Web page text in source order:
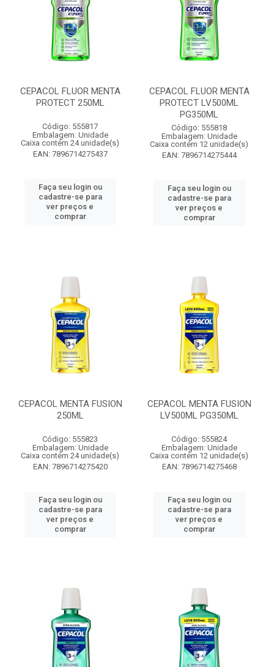
CEPACOL FLUOR MENTA
PROTECT 250ML
Código: 555817
Embalagem: Unidade
Caixa contém 24 unidade(s)
EAN: 7896714275437
Faça seu login ou
cadastre-se para
ver preços e
comprar
CEPACOL FLUOR MENTA
PROTECT LV500ML
PG350ML
Código: 555818
Embalagem: Unidade
Caixa contém 12 unidade(s)
EAN: 7896714275444
Faça seu login ou
cadastre-se para
ver preços e
comprar
CEPACOL MENTA FUSION
250ML
Código: 555823
Embalagem: Unidade
Caixa contém 24 unidade(s)
EAN: 7896714275420
Faça seu login ou
cadastre-se para
ver preços e
comprar
CEPACOL MENTA FUSION
LV500ML PG350ML
Código: 555824
Embalagem: Unidade
Caixa contém 12 unidade(s)
EAN: 7896714275468
Faça seu login ou
cadastre-se para
ver preços e
comprar